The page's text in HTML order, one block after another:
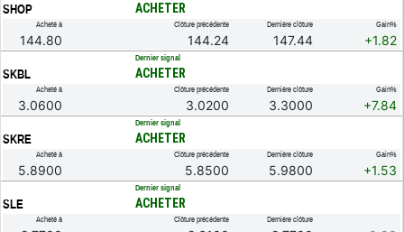
SHOP ACHETER
Acheté à
144.80
Clôture précédente
144.24
Dernière clôture
147.44
Gain%
+1.82
SKBL
Dernier signal
ACHETER
Acheté à
3.0600
Clôture précédente
3.0200
Dernière clôture
3.3000
Gain%
+7.84
SKRE
Dernier signal
ACHETER
Acheté à
5.8900
Clôture précédente
5.8500
Dernière clôture
5.9800
Gain%
+1.53
SLE
Dernier signal
ACHETER
Acheté à Clôture précédente Dernière clôture